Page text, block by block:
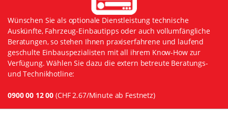
Wünschen Sie als optionale Dienstleistung technische
Auskünfte, Fahrzeug-Einbautipps oder auch vollumfängliche
Beratungen, so stehen Ihnen praxiserfahrene und laufend
geschulte Einbauspezialisten mit all ihrem Know-How zur
Verfügung. Wählen Sie dazu die extern betreute Beratungs-
und Technikhotline:
0900 00 12 00 (CHF 2.67/Minute ab Festnetz)